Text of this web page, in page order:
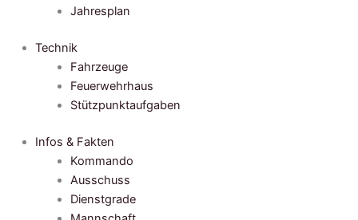
Jahresplan
Technik
Fahrzeuge
Feuerwehrhaus
Stützpunktaufgaben
Infos & Fakten
Kommando
Ausschuss
Dienstgrade